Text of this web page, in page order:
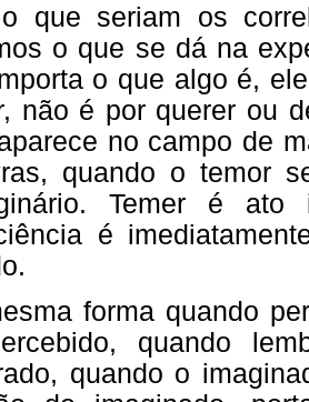
que seriam os
o que se dá na
o que algo é,
não é por querer ou
no campo de
quando o temor
Temer é
é
forma quando
quando
quando o